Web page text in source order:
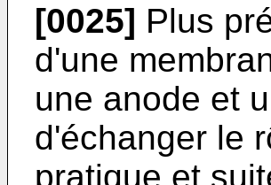
[0025] Plus
d'une
une anode et
d'échanger le
pratique et